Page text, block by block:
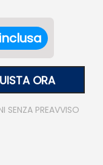
ORA
SENZA PREAVVISO